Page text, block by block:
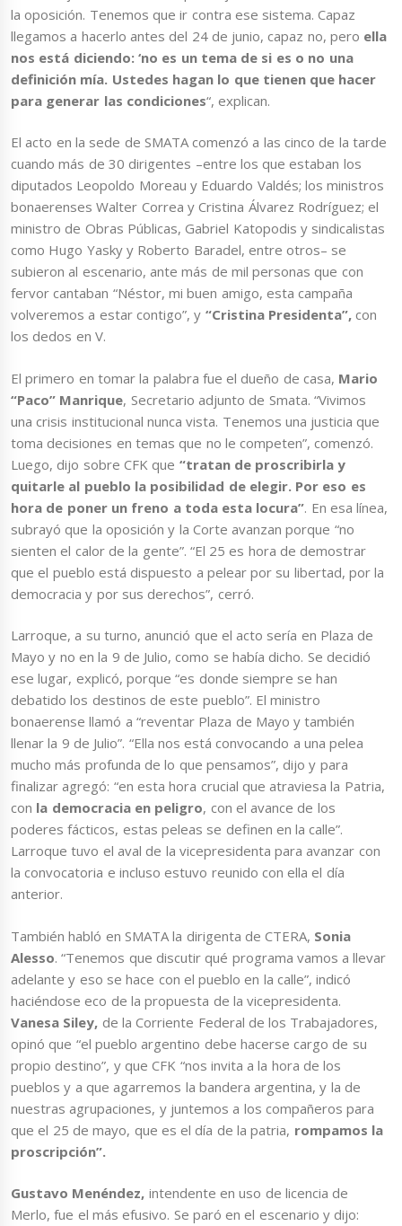
la oposición. Tenemos que ir contra ese sistema. Capaz
llegamos a hacerlo antes del 24 de junio, capaz no, pero ella
nos está diciendo: ‘no es un tema de si es o no una
definición mía. Ustedes hagan lo que tienen que hacer
para generar las condiciones“, explican.
El acto en la sede de SMATA comenzó a las cinco de la tarde
cuando más de 30 dirigentes –entre los que estaban los
diputados Leopoldo Moreau y Eduardo Valdés; los ministros
bonaerenses Walter Correa y Cristina Álvarez Rodríguez; el
ministro de Obras Públicas, Gabriel Katopodis y sindicalistas
como Hugo Yasky y Roberto Baradel, entre otros– se
subieron al escenario, ante más de mil personas que con
fervor cantaban “Néstor, mi buen amigo, esta campaña
volveremos a estar contigo”, y “Cristina Presidenta”,con
los dedos en V.
El primero en tomar la palabra fue el dueño de casa, Mario
“Paco” Manrique, Secretario adjunto de Smata. “Vivimos
una crisis institucional nunca vista. Tenemos una justicia que
toma decisiones en temas que no le competen”, comenzó.
Luego, dijo sobre CFK que “tratan de proscribirla y
quitarle al pueblo la posibilidad de elegir. Por eso es
hora de poner un freno a toda esta locura”. En esa línea,
subrayó que la oposición y la Corte avanzan porque “no
sienten el calor de la gente”. “El 25 es hora de demostrar
que el pueblo está dispuesto a pelear por su libertad, por la
democracia y por sus derechos”, cerró.
Larroque, a su turno, anunció que el acto sería en Plaza de
Mayo y no en la 9 de Julio, como se había dicho. Se decidió
ese lugar, explicó, porque “es donde siempre se han
debatido los destinos de este pueblo”. El ministro
bonaerense llamó a “reventar Plaza de Mayo y también
llenar la 9 de Julio”. “Ella nos está convocando a una pelea
mucho más profunda de lo que pensamos”, dijo y para
finalizar agregó: “en esta hora crucial que atraviesa la Patria,
con la democracia en peligro, con el avance de los
poderes fácticos, estas peleas se definen en la calle”.
Larroque tuvo el aval de la vicepresidenta para avanzar con
la convocatoria e incluso estuvo reunido con ella el día
anterior.
También habló en SMATA la dirigenta de CTERA, Sonia
Alesso. “Tenemos que discutir qué programa vamos a llevar
adelante y eso se hace con el pueblo en la calle”, indicó
haciéndose eco de la propuesta de la vicepresidenta.
Vanesa Siley, de la Corriente Federal de los Trabajadores,
opinó que “el pueblo argentino debe hacerse cargo de su
propio destino”, y que CFK “nos invita a la hora de los
pueblos y a que agarremos la bandera argentina, y la de
nuestras agrupaciones, y juntemos a los compañeros para
que el 25 de mayo, que es el día de la patria, rompamos la
proscripción”.
Gustavo Menéndez, intendente en uso de licencia de
Merlo, fue el más efusivo. Se paró en el escenario y dijo: